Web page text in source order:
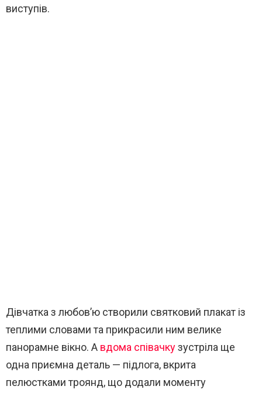
виступів.
Дівчатка з любов’ю створили святковий плакат із
теплими словами та прикрасили ним велике
панорамне вікно. А вдома співачкузустріла ще
одна приємна деталь — підлога, вкрита
пелюстками троянд, що додали моменту